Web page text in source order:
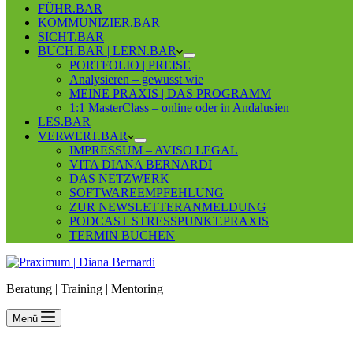
FÜHR.BAR
KOMMUNIZIER.BAR
SICHT.BAR
BUCH.BAR | LERN.BAR
PORTFOLIO | PREISE
Analysieren – gewusst wie
MEINE PRAXIS | DAS PROGRAMM
1:1 MasterClass – online oder in Andalusien
LES.BAR
VERWERT.BAR
IMPRESSUM – AVISO LEGAL
VITA DIANA BERNARDI
DAS NETZWERK
SOFTWAREEMPFEHLUNG
ZUR NEWSLETTERANMELDUNG
PODCAST STRESSPUNKT.PRAXIS
TERMIN BUCHEN
Beratung | Training | Mentoring
Menü